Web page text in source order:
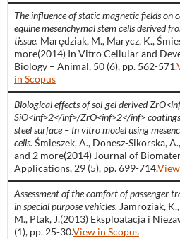
The influence of static magnetic fields on
equine mesenchymal stem cells derived
tissue. Marȩdziak, M., Marycz, K.,
more(2014) In Vitro Cellular and
Biology – Animal, 50 (6), pp. 562-571.
in Scopus
Biological effects of sol-gel derived
SiO<inf>2</inf>/ZrO<inf>2</inf>
steel surface – In vitro model using
cells. Śmieszek, A., Donesz-Sikorska,
and 2 more(2014) Journal of
Applications, 29 (5), pp. 699-714.
Assessment of the comfort of passenger
in special purpose vehicles. Jamroziak,
M., Ptak, J.(2013) Eksploatacja i
(1), pp. 25-30.View in Scopus